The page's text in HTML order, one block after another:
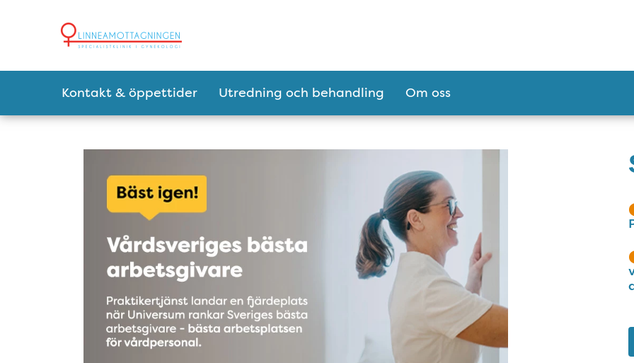
Kontakt & öppettider Utredning och behandling Om oss